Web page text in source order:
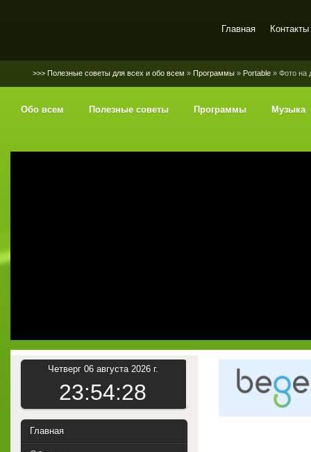
Главная Контакты
>>> Полезные советы для всех и обо всем » Программы » Portable » Фото на
Обо всем Полезные советы Программы Музыка
Четверг 06 августа 2026 г.
23:54:29
Главная